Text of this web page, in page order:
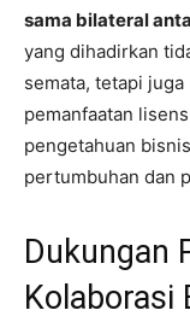
sama bilateral
yang dihadirkan
semata, tetapi
pemanfaatan
pengetahuan
pertumbuhan dan
Dukungan
Kolaborasi